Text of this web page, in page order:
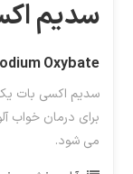
سدیم
Oxybate
سدیم اکسی بات
برای درمان خواب
می شود.